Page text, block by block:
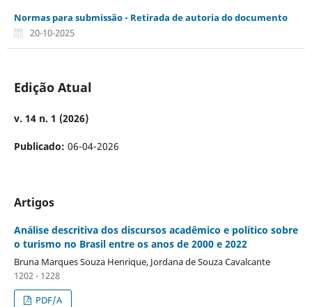
Normas para submissão - Retirada de autoria do documento
20-10-2025
Edição Atual
v. 14 n. 1 (2026)
Publicado: 06-04-2026
Artigos
Análise descritiva dos discursos acadêmico e político sobre
o turismo no Brasil entre os anos de 2000 e 2022
Bruna Marques Souza Henrique, Jordana de Souza Cavalcante
1202 - 1228
PDF/A